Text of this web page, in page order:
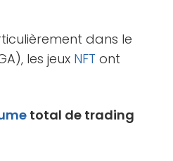
dans le
les jeux NFT ont
total de trading